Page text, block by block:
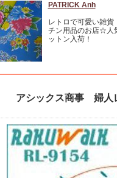
PATRICK Anh
レトロで可愛い雑貨
チン用品のお店☆人
ットン入荷！
アシックス商事 婦